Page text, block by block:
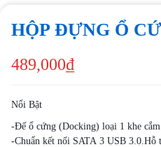
HỘP ĐỰNG Ổ
489,000₫
Nổi Bật
-Đế ổ cứng (Docking) loại 1 khe
-Chuẩn kết nối SATA 3 USB 3.0.Hỗ